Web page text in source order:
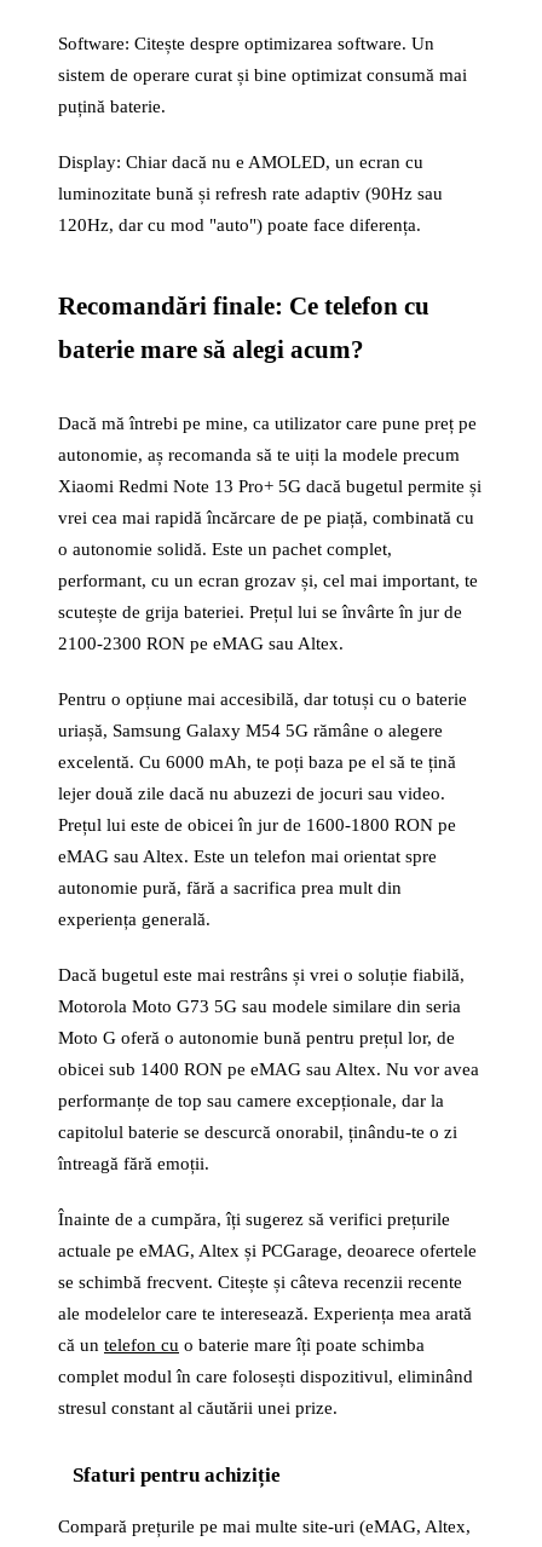
Software: Citește despre optimizarea software. Un
sistem de operare curat și bine optimizat consumă mai
puțină baterie.
Display: Chiar dacă nu e AMOLED, un ecran cu
luminozitate bună și refresh rate adaptiv (90Hz sau
120Hz, dar cu mod "auto") poate face diferența.
Recomandări finale: Ce telefon cu
baterie mare să alegi acum?
Dacă mă întrebi pe mine, ca utilizator care pune preț pe
autonomie, aș recomanda să te uiți la modele precum
Xiaomi Redmi Note 13 Pro+ 5G dacă bugetul permite și
vrei cea mai rapidă încărcare de pe piață, combinată cu
o autonomie solidă. Este un pachet complet,
performant, cu un ecran grozav și, cel mai important, te
scutește de grija bateriei. Prețul lui se învârte în jur de
2100-2300 RON pe eMAG sau Altex.
Pentru o opțiune mai accesibilă, dar totuși cu o baterie
uriașă, Samsung Galaxy M54 5G rămâne o alegere
excelentă. Cu 6000 mAh, te poți baza pe el să te țină
lejer două zile dacă nu abuzezi de jocuri sau video.
Prețul lui este de obicei în jur de 1600-1800 RON pe
eMAG sau Altex. Este un telefon mai orientat spre
autonomie pură, fără a sacrifica prea mult din
experiența generală.
Dacă bugetul este mai restrâns și vrei o soluție fiabilă,
Motorola Moto G73 5G sau modele similare din seria
Moto G oferă o autonomie bună pentru prețul lor, de
obicei sub 1400 RON pe eMAG sau Altex. Nu vor avea
performanțe de top sau camere excepționale, dar la
capitolul baterie se descurcă onorabil, ținându-te o zi
întreagă fără emoții.
Înainte de a cumpăra, îți sugerez să verifici prețurile
actuale pe eMAG, Altex și PCGarage, deoarece ofertele
se schimbă frecvent. Citește și câteva recenzii recente
ale modelelor care te interesează. Experiența mea arată
că un telefon cu o baterie mare îți poate schimba
complet modul în care folosești dispozitivul, eliminând
stresul constant al căutării unei prize.
Sfaturi pentru achiziție
Compară prețurile pe mai multe site-uri (eMAG, Altex,